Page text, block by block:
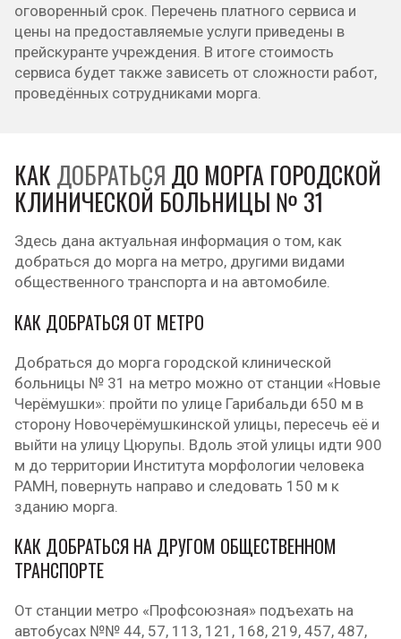
оговоренный срок. Перечень платного сервиса и
цены на предоставляемые услуги приведены в
прейскуранте учреждения. В итоге стоимость
сервиса будет также зависеть от сложности работ,
проведённых сотрудниками морга.
КАК ДОБРАТЬСЯ ДО МОРГА ГОРОДСКОЙ
КЛИНИЧЕСКОЙ БОЛЬНИЦЫ № 31
Здесь дана актуальная информация о том, как
добраться до морга на метро, другими видами
общественного транспорта и на автомобиле.
КАК ДОБРАТЬСЯ ОТ МЕТРО
Добраться до морга городской клинической
больницы № 31 на метро можно от станции «Новые
Черёмушки»: пройти по улице Гарибальди 650 м в
сторону Новочерёмушкинской улицы, пересечь её и
выйти на улицу Цюрупы. Вдоль этой улицы идти 900
м до территории Института морфологии человека
РАМН, повернуть направо и следовать 150 м к
зданию морга.
КАК ДОБРАТЬСЯ НА ДРУГОМ ОБЩЕСТВЕННОМ
ТРАНСПОРТЕ
От станции метро «Профсоюзная» подъехать на
автобусах №№ 44, 57, 113, 121, 168, 219, 457, 487,